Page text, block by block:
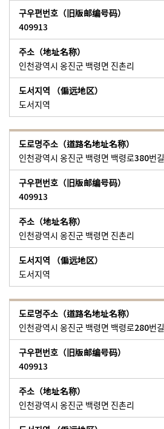
409913
인천광역시 옹진군 백령면 진촌리
도서지역
인천광역시 옹진군 백령면 백령로380번길
409913
인천광역시 옹진군 백령면 진촌리
도서지역
인천광역시 옹진군 백령면 백령로280번길
409913
인천광역시 옹진군 백령면 진촌리